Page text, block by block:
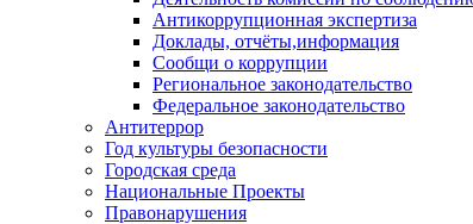
Антикоррупционная экспертиза
Доклады, отчёты,информация
Сообщи о коррупции
Региональное законодательство
Федеральное законодательство
Антитеррор
Год культуры безопасности
Городская среда
Национальные Проекты
Правонарушения